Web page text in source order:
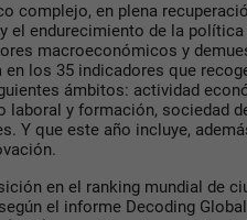
complejo, en plena
el endurecimiento de la política
macroeconómicos y
los 35 indicadores que
ámbitos: actividad
laboral y formación, sociedad
Y que este año incluye,
en el ranking mundial de
el informe Decoding